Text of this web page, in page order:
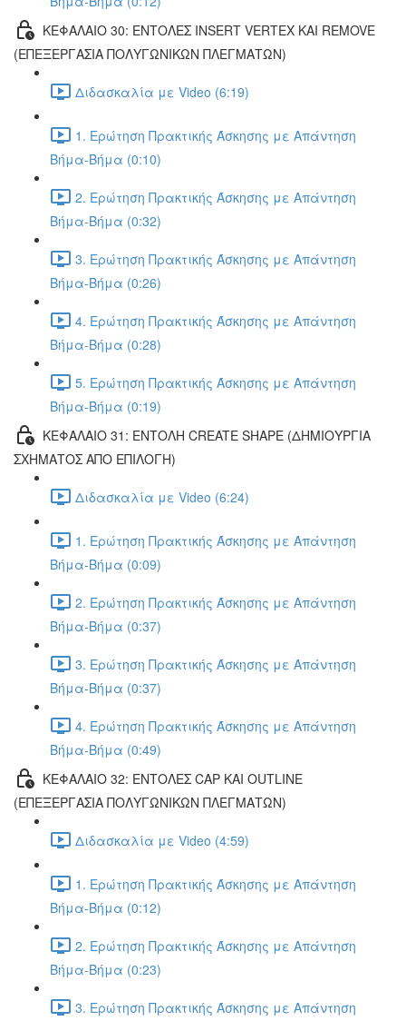
ΚΕΦΑΛΑΙΟ 30: ΕΝΤΟΛΕΣ INSERT VERTEX ΚΑΙ REMOVE
(ΕΠΕΞΕΡΓΑΣΙΑ ΠΟΛΥΓΩΝΙΚΩΝ ΠΛΕΓΜΑΤΩΝ)
Διδασκαλία με Video (6:19)
1. Ερώτηση Πρακτικής Άσκησης με Απάντηση
Βήμα-Βήμα (0:10)
2. Ερώτηση Πρακτικής Άσκησης με Απάντηση
Βήμα-Βήμα (0:32)
3. Ερώτηση Πρακτικής Άσκησης με Απάντηση
Βήμα-Βήμα (0:26)
4. Ερώτηση Πρακτικής Άσκησης με Απάντηση
Βήμα-Βήμα (0:28)
5. Ερώτηση Πρακτικής Άσκησης με Απάντηση
Βήμα-Βήμα (0:19)
ΚΕΦΑΛΑΙΟ 31: ΕΝΤΟΛΗ CREATE SHAPE (ΔΗΜΙΟΥΡΓΙΑ
ΣΧΗΜΑΤΟΣ ΑΠΟ ΕΠΙΛΟΓΗ)
Διδασκαλία με Video (6:24)
1. Ερώτηση Πρακτικής Άσκησης με Απάντηση
Βήμα-Βήμα (0:09)
2. Ερώτηση Πρακτικής Άσκησης με Απάντηση
Βήμα-Βήμα (0:37)
3. Ερώτηση Πρακτικής Άσκησης με Απάντηση
Βήμα-Βήμα (0:37)
4. Ερώτηση Πρακτικής Άσκησης με Απάντηση
Βήμα-Βήμα (0:49)
ΚΕΦΑΛΑΙΟ 32: ΕΝΤΟΛΕΣ CAP ΚΑΙ OUTLINE
(ΕΠΕΞΕΡΓΑΣΙΑ ΠΟΛΥΓΩΝΙΚΩΝ ΠΛΕΓΜΑΤΩΝ)
Διδασκαλία με Video (4:59)
1. Ερώτηση Πρακτικής Άσκησης με Απάντηση
Βήμα-Βήμα (0:12)
2. Ερώτηση Πρακτικής Άσκησης με Απάντηση
Βήμα-Βήμα (0:23)
3. Ερώτηση Πρακτικής Άσκησης με Απάντηση